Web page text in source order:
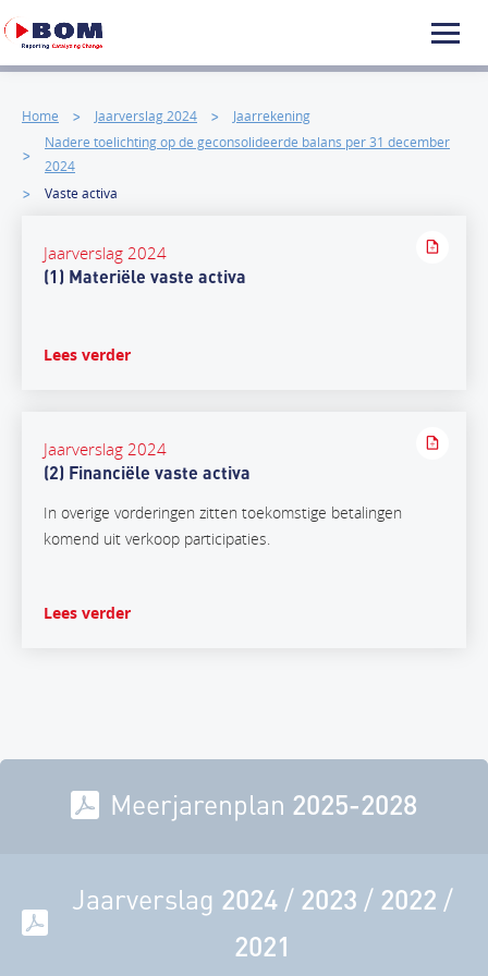
Home Jaarverslag 2024
Jaarrekening
Nadere toelichting op de geconsolideerde balans per 31 december
2024
Vaste activa
Jaarverslag 2024
(1) Materiële vaste activa
Lees verder
Jaarverslag 2024
(2) Financiële vaste activa
In overige vorderingen zitten toekomstige betalingen
komend uit verkoop participaties.
Lees verder
Meerjarenplan 2025-2028
Jaarverslag 2024/ 2023 / 2022 /
2021